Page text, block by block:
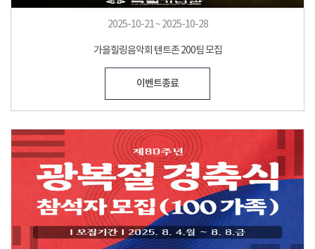
2025-10-21 ~ 2025-10-28
가을힐링음악회 텐트존 200팀 모집
이벤트종료